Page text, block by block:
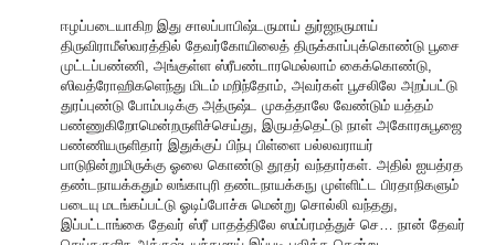
ஈழப்படையாகிற இது சாலப்பாபிஷ்டருமாய் துர்ஜநருமாய்
திருவிராமீஸ்வரத்தில் தேவர்கோயிலைத் திருக்காப்புக்கொண்டு பூசை
முட்டப்பண்ணி, அங்குள்ள ஸ்ரீபண்டாரமெல்லாம் கைக்கொண்டு,
ஸிவத்ரோஹிகளெந்து மிடம் மறிந்தோம், அவர்கள் பூசலிலே அறப்பட்டு
துரப்புண்டு போம்படிக்கு அத்ருஷ்ட முகத்தாலே வேண்டும் யத்தம்
பண்ணுகிறோமென்றருளிச்செய்து, இருபத்தெட்டு நாள் அகோரசுபூஜை
பண்ணியருளிதார் இதுக்குப் பிந்பு பிள்ளை பல்லவராயர்
பாடுநின்றுமிருக்கு ஓலை கொண்டு தூதர் வந்தார்கள். அதில் ஐயத்ரத
தண்டநாயக்கதும் லங்காபுரி தண்டநாயக்கநு முள்ளிட்ட பிரதாநிகளும்
படையு மடங்கப்பட்டு ஓடிப்போச்சு மென்று சொல்லி வந்தது,
இப்பட்டாங்கை தேவர் ஸ்ரீ பாதத்திலே ஸம்ப்ரமத்துச் செ… நான் தேவர்